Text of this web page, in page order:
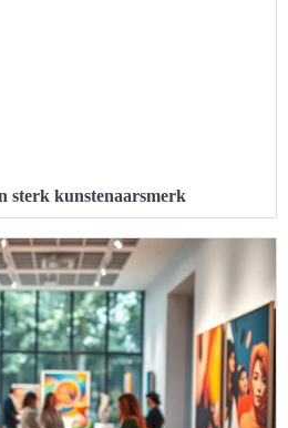
sterk kunstenaarsmerk